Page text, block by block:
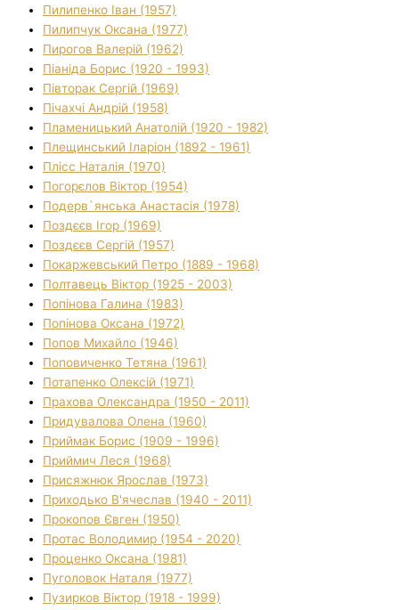
Пилипенко Іван (1957)
Пилипчук Оксана (1977)
Пирогов Валерій (1962)
Піаніда Борис (1920 - 1993)
Півторак Сергій (1969)
Пічахчі Андрій (1958)
Пламеницький Анатолій (1920 - 1982)
Плещинський Іларіон (1892 - 1961)
Плісс Наталія (1970)
Погорєлов Віктор (1954)
Подерв`янська Анастасія (1978)
Поздєєв Ігор (1969)
Поздєєв Сергій (1957)
Покаржевський Петро (1889 - 1968)
Полтавець Віктор (1925 - 2003)
Попінова Галина (1983)
Попінова Оксана (1972)
Попов Михайло (1946)
Поповиченко Тетяна (1961)
Потапенко Олексій (1971)
Прахова Олександра (1950 - 2011)
Придувалова Олена (1960)
Приймак Борис (1909 - 1996)
Приймич Леся (1968)
Присяжнюк Ярослав (1973)
Приходько В'ячеслав (1940 - 2011)
Прокопов Євген (1950)
Протас Володимир (1954 - 2020)
Проценко Оксана (1981)
Пуголовок Наталя (1977)
Пузирков Віктор (1918 - 1999)